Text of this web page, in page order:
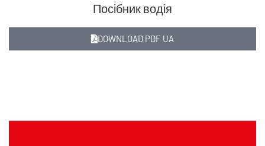
Посібник водія
DOWNLOAD PDF UA